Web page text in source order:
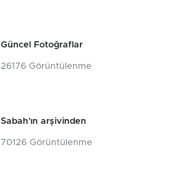
Güncel Fotoğraflar
26176 Görüntülenme
Sabah'ın arşivinden
70126 Görüntülenme